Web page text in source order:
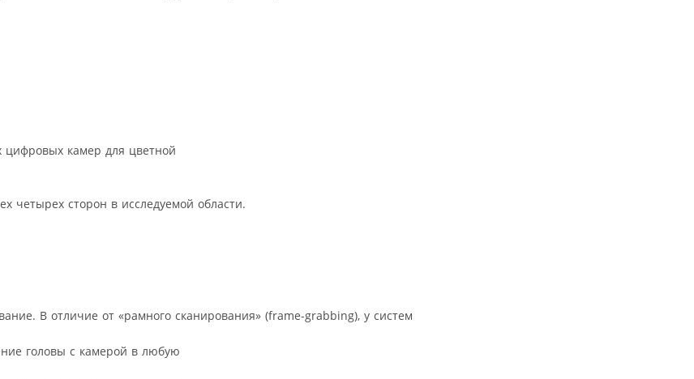
камер для цветной
четырех сторон в исследуемой области.
В отличие от «рамного сканирования» (frame-grabbing), у систем
головы с камерой в любую